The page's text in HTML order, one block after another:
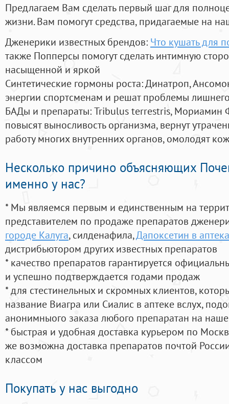
Предлагаем Вам сделать первый шаг для
жизни. Вам помогут средства, придагаемые на
Дженерики известных брендов: Что кушать для
также Попперсы помогут сделать интимную
насыщенной и яркой
Синтетические гормоны роста: Динатроп,
энергии спортсменам и решат проблемы
БАДы и препараты:Tribulus terrestris, Мориамин
повысят выносливость организма, вернут
работу многих внутренних органов, омолодят
Несколько причино объясняющих
именно у нас?
* Мы являемся первым и единственным на
представителем по продаже препаратов
городе Калуга, силденафила,Дапоксетин в
дистрибьютором других известных препаратов
* качество препаратов гарантируется
и успешно подтверждается годами продаж
* для стестинельных и скромных клиентов,
название Виагра или Сиалис в аптеке вслух,
анонимныого заказа любого препаратан на
* быстрая и удобная доставка курьером по
же возможна доставка препаратов почтой
классом
Покупать у нас выгодно